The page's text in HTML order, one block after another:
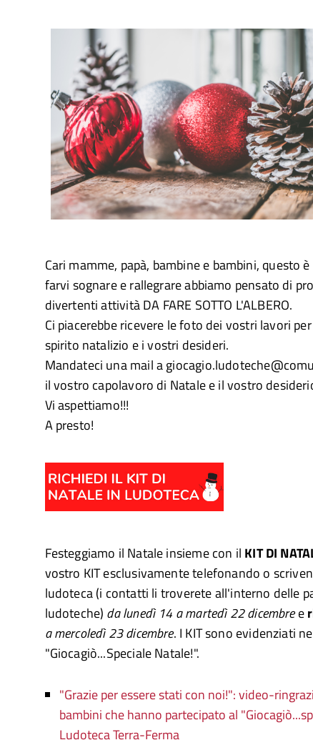
Cari mamme, papà, bambine e bambini, questo
farvi sognare e rallegrare abbiamo pensato di
divertenti attività DA FARE SOTTO L'ALBERO.
Ci piacerebbe ricevere le foto dei vostri lavori
spirito natalizio e i vostri desideri.
Mandateci una mail a
il vostro capolavoro di Natale e il vostro
Vi aspettiamo!!!
A presto!
Festeggiamo il Natale insieme con il KIT DI
vostro KIT esclusivamente telefonando o
ludoteca (i contatti li troverete all'interno delle
ludoteche) da lunedì 14 a martedì 22 dicembree
a mercoledì 23 dicembre. I KIT sono evidenziati
"Giocagiò...Speciale Natale!".
"Grazie per essere stati con noi!": video-
bambini che hanno partecipato al
Ludoteca Terra-Ferma